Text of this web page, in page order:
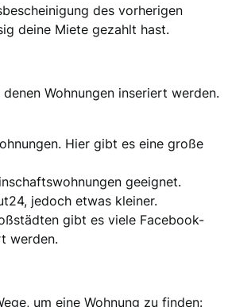
des vorherigen
deine Miete gezahlt hast.
Wohnungen inseriert werden.
Hier gibt es eine große
geeignet.
jedoch etwas kleiner.
gibt es viele Facebook-
werden.
um eine Wohnung zu finden: